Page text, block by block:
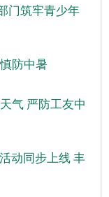
门筑牢青少年
防中暑
气 严防工友中
动同步上线 丰